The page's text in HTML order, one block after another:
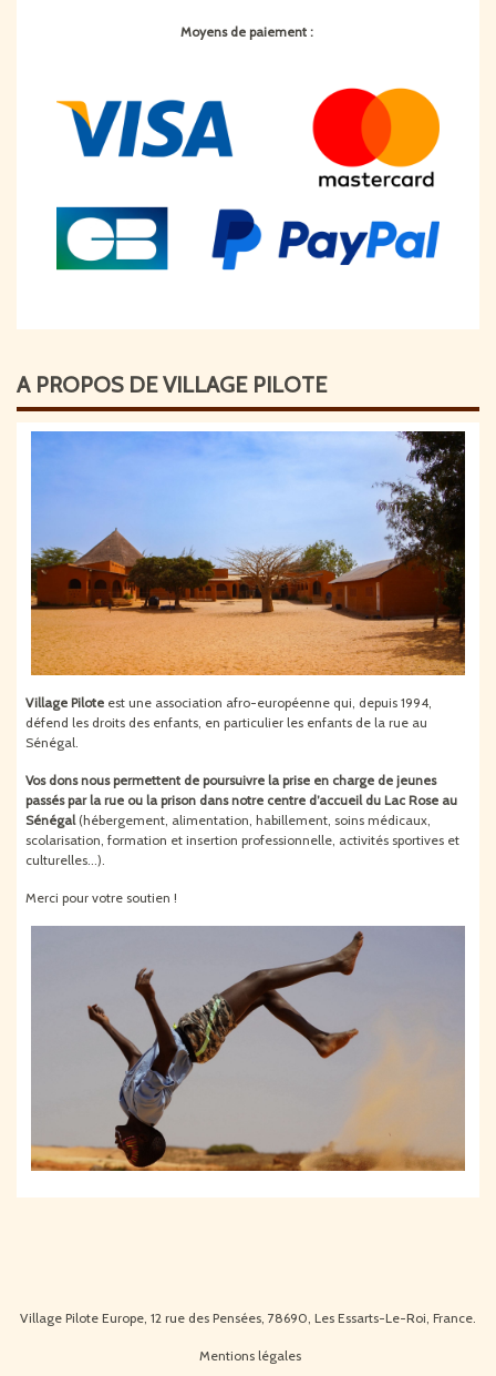
Moyens de paiement :
A PROPOS DE VILLAGE PILOTE
Village Pilote est une association afro-européenne qui, depuis 1994,
défend les droits des enfants, en particulier les enfants de la rue au
Sénégal.
Vos dons nous permettent de poursuivre la prise en charge de jeunes
passés par la rue ou la prison dans notre centre d’accueil du Lac Rose au
Sénégal(hébergement, alimentation, habillement, soins médicaux,
scolarisation, formation et insertion professionnelle, activités sportives et
culturelles...).
Merci pour votre soutien !
Village Pilote Europe, 12 rue des Pensées, 78690, Les Essarts-Le-Roi, France.
Mentions légales